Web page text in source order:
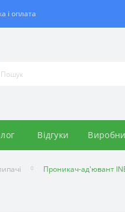
і оплата
Відгуки
Проникач-ад'ювант